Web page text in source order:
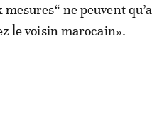
ne peuvent
le voisin marocain».